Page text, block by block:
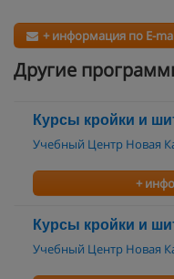
+ информация по E-
Другие
Курсы кройки и
Учебный Центр Новая
+
Курсы кройки и
Учебный Центр Новая